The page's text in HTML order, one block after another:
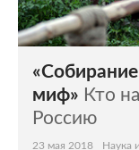
Забота
миф» Кто
Россию
23 мая 2018 Наука